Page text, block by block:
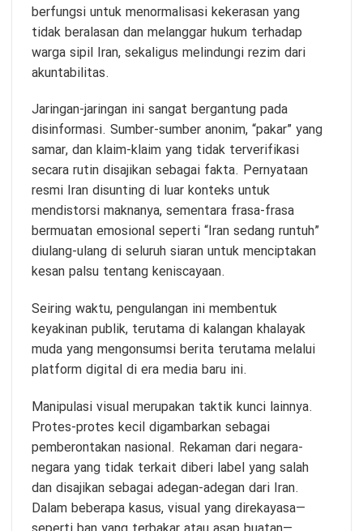
berfungsi untuk menormalisasi kekerasan yang
tidak beralasan dan melanggar hukum terhadap
warga sipil Iran, sekaligus melindungi rezim dari
akuntabilitas.
Jaringan-jaringan ini sangat bergantung pada
disinformasi. Sumber-sumber anonim, “pakar” yang
samar, dan klaim-klaim yang tidak terverifikasi
secara rutin disajikan sebagai fakta. Pernyataan
resmi Iran disunting di luar konteks untuk
mendistorsi maknanya, sementara frasa-frasa
bermuatan emosional seperti “Iran sedang runtuh” ​​
diulang-ulang di seluruh siaran untuk menciptakan
kesan palsu tentang keniscayaan.
Seiring waktu, pengulangan ini membentuk
keyakinan publik, terutama di kalangan khalayak
muda yang mengonsumsi berita terutama melalui
platform digital di era media baru ini.
Manipulasi visual merupakan taktik kunci lainnya.
Protes-protes kecil digambarkan sebagai
pemberontakan nasional. Rekaman dari negara-
negara yang tidak terkait diberi label yang salah
dan disajikan sebagai adegan-adegan dari Iran.
Dalam beberapa kasus, visual yang direkayasa—